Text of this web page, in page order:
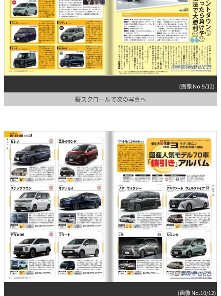
(画像 No.9/12)
縦スクロールで次の写真へ
(画像 No.10/12)